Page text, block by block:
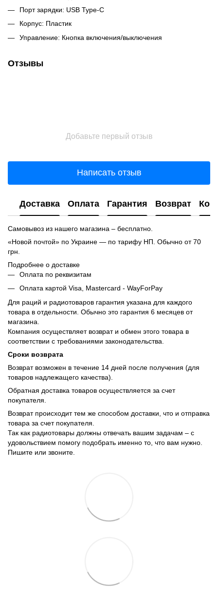
Порт зарядки: USB Type-C
Корпус: Пластик
Управление: Кнопка включения/выключения
Отзывы
Добавьте первый отзыв
Написать отзыв
Доставка Оплата Гарантия Возврат
Самовывоз из нашего магазина – бесплатно.
«Новой почтой» по Украине — по тарифу НП. Обычно от 70
грн.
Подробнее о доставке
Оплата по реквизитам
Оплата картой Visa, Mastercard - WayForPay
Для раций и радиотоваров гарантия указана для каждого
товара в отдельности. Обычно это гарантия 6 месяцев от
магазина.
Компания осуществляет возврат и обмен этого товара в
соответствии с требованиями законодательства.
Сроки возврата
Возврат возможен в течение 14 дней после получения (для
товаров надлежащего качества).
Обратная доставка товаров осуществляется за счет
покупателя.
Возврат происходит тем же способом доставки, что и отправка
товара за счет покупателя.
Так как радиотовары должны отвечать вашим задачам – с
удовольствием помогу подобрать именно то, что вам нужно.
Пишите или звоните.